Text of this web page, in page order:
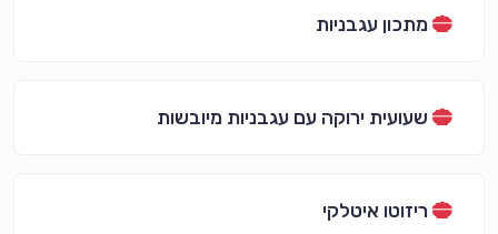
מתכון עגבניות
שעועית ירוקה עם עגבניות מיובשות
ריזוטו איטלקי